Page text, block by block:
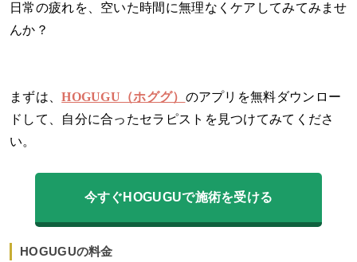
日常の疲れを、空いた時間に無理なくケアしてみてみませ
んか？
まずは、HOGUGU（ホググ） のアプリを無料ダウンロー
ドして、自分に合ったセラピストを見つけてみてくださ
い。
今すぐHOGUGUで施術を受ける
HOGUGUの料金